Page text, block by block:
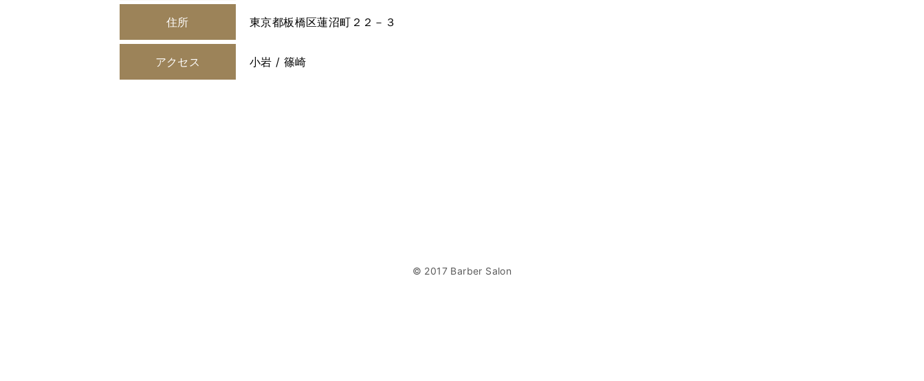
住所 東京都板橋区蓮沼町２２－３
アクセス 小岩 / 篠崎
© 2017 Barber Salon